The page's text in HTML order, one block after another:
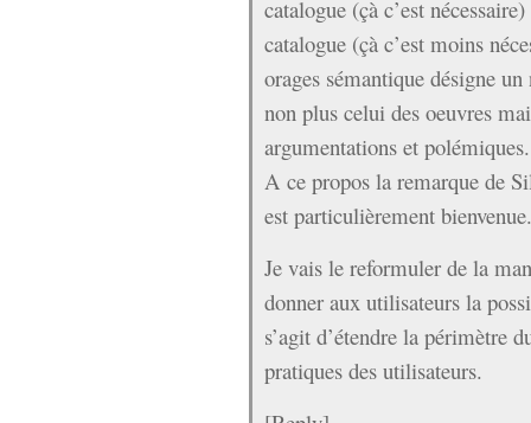
catalogue (çà c’est
catalogue (çà c’est moins
orages sémantique désigne
non plus celui des oeuvres
argumentations et polémiques.
A ce propos la remarque de
est particulièrement bienvenue.
Je vais le reformuler de la
donner aux utilisateurs la
s’agit d’étendre la périmètre
pratiques des utilisateurs.